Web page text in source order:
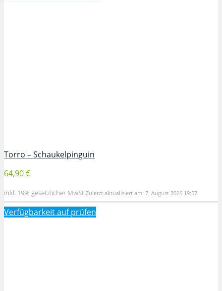
Torro – Schaukelpinguin
64,90 €
inkl. 19% gesetzlicher MwSt.Zuletzt aktualisiert am: 7. August 2026 19:57
Verfügbarkeit aufprüfen